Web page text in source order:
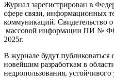
Журнал зарегистрирован в
сфере связи, информационных
коммуникаций. Свидетельство о
массовой информации ПИ №
2025г.
В журнале будут публиковаться
новейшим разработкам в
недропользования,